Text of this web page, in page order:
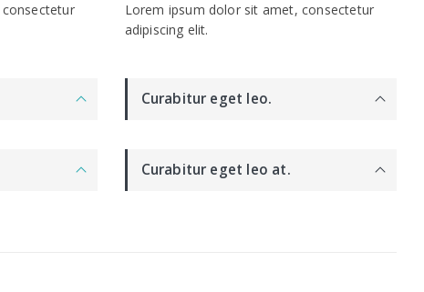
Lorem ipsum dolor sit amet, consectetur
adipiscing elit.
Curabitur eget leo.
Curabitur eget leo at.